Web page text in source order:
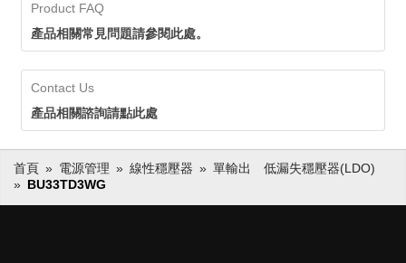
Product FAQ
產品相關常見問題請參閱此處。
Contact Us
產品相關諮詢請點此處
首頁 電源管理 線性穩壓器
單輸出 低漏失穩壓器(LDO)
BU33TD3WG